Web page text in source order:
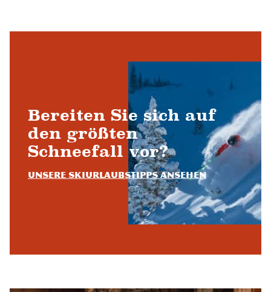
Bereiten Sie sich auf
den größten
Schneefall vor?
Unsere Skiurlaubstipps ansehen